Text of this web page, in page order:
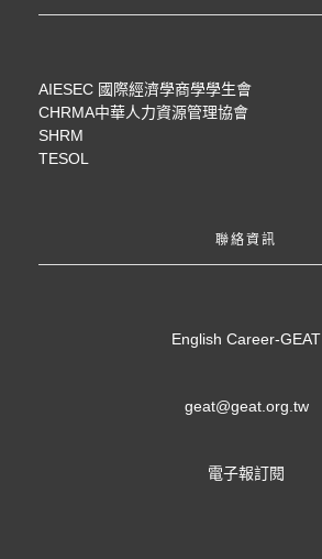
AIESEC 國際經濟學商學學生會
CHRMA中華人力資源管理協會
SHRM
TESOL
聯絡資訊
English Career-GEAT
geat@geat.org.tw
電子報訂閱